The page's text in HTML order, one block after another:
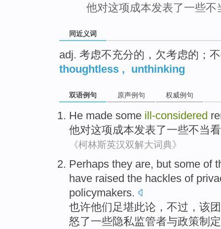
他对这项成本发表了一些不
同近义词
adj. 考虑不充分的，欠考虑的；
thoughtless , unthinking
双语例句 原声例句 权威例句
He made some ill-considered
他对这项成本发表了一些不当
《柯林斯英汉双解大词典》
Perhaps they are, but some of
have raised the hackles of
policymakers.
也许他们足堪此论， 不过 ， 该
怒了一些隐私监管者与政策制